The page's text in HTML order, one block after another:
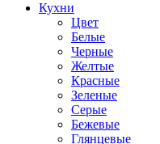
Кухни
Цвет
Белые
Черные
Желтые
Красные
Зеленые
Серые
Бежевые
Глянцевые